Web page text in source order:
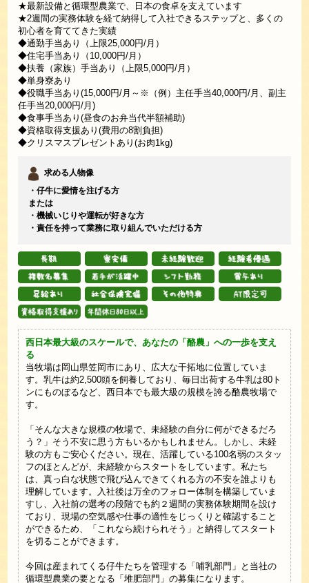
★最新設備と循環型農業で、日本の食卓を支えています
★2週間の実務体験を経て納得して入社できるステップと、多くの
初心者を育ててきた実績
◆通勤手当あり（上限25,000円/月）
◆住宅手当あり（10,000円/月）
◆扶養（家族）手当あり（上限5,000円/月）
◆単身寮あり
◆役職手当あり(15,000円/月～※（例）主任手当40,000円/月、副主
任手当20,000円/月)
◆食事手当あり(昼食のお弁当代半額補助)
◆資格取得支援あり(費用の8割負担)
◆クリスマスプレゼントあり(お肉1kg)
求める人物像
・仔牛に愛情を注げる方
または
・機械いじりや運転が好きな方
・責任を持って業務に取り組んでいただける方
西日本最大級のスケールで、あなたの「酪農」への一歩を支え
る
当牧場は岡山県笠岡市にあり、広大な干拓地に位置していま
す。乳牛は約2,500頭を飼養しており、毎日出荷する牛乳は80ト
ンにものぼるなど、西日本でも最大級の規模を誇る酪農牧場で
す。
「そんな大きな規模の牧場で、未経験の自分に何ができるだろ
う？」そう不安に思う方もいるかもしれません。しかし、未経
験の方もご安心ください。現在、活躍している100名弱のスタッ
フのほとんどが、未経験からスタートをしています。私たち
は、真っ白な状態で飛び込んできてくれる方の不安を誰よりも
理解しています。入社後は万全のフォロー体制を構築していま
すし、入社前の選考の段階でも約２週間の実務体験期間を設け
ており、現場の空気感や仕事の適性をじっくりと確認すること
ができるため、「これなら続けられそう」と納得してスタート
を切ることができます。
​今回は産まれてくる仔牛たちを管理する「哺乳部門」と当社の
循環型農業の要となる「堆肥部門」の募集になります。